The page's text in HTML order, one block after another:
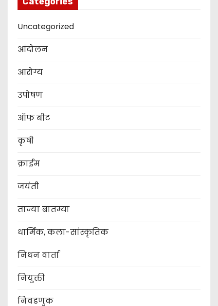
Uncategorized
आंदोलन
आरोग्य
उपोषण
ऑफ बीट
कृषी
क्राईम
जयंती
ताज्या बातम्या
धार्मिक, कला-सांस्कृतिक
निधन वार्ता
नियुक्ती
निवडणुक